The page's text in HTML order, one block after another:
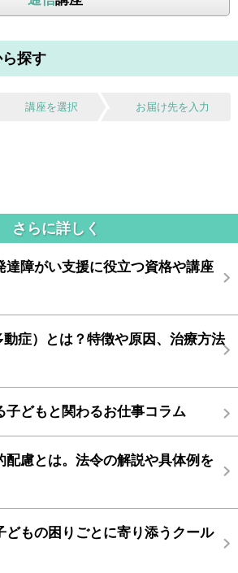
探す
講座を選択 お届け先を入力
さらに詳しく
達障がい支援に役立つ資格や講座
症）とは？特徴や原因、治療方法
子どもと関わるお仕事コラム
配慮とは。法令の解説や具体例を
どもの困りごとに寄り添うクール